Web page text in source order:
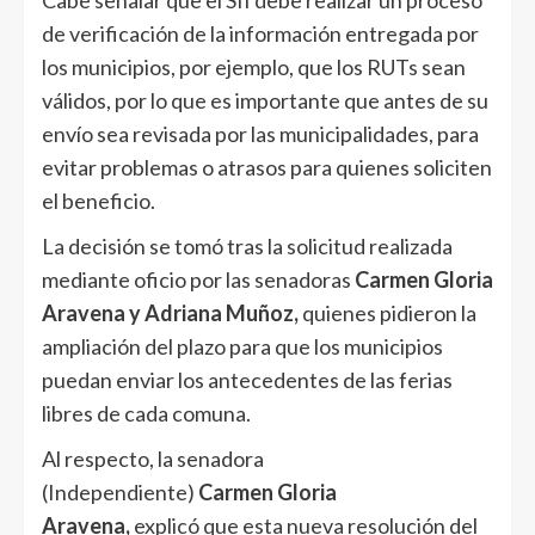
de verificación de la información entregada por
los municipios, por ejemplo, que los RUTs sean
válidos, por lo que es importante que antes de su
envío sea revisada por las municipalidades, para
evitar problemas o atrasos para quienes soliciten
el beneficio.
La decisión se tomó tras la solicitud realizada
mediante oficio por las senadoras Carmen Gloria
Aravena y Adriana Muñoz,quienes pidieron la
ampliación del plazo para que los municipios
puedan enviar los antecedentes de las ferias
libres de cada comuna.
Al respecto, la senadora
(Independiente) Carmen Gloria
Aravena,explicó que esta nueva resolución del